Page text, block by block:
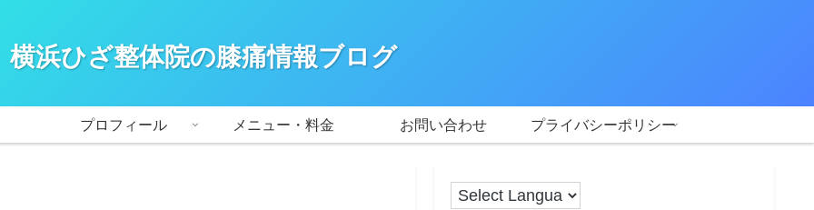
横浜ひざ整体院の膝痛情報ブログ
プロフィール メニュー・料金 お問い合わせ プライバシーポリシー